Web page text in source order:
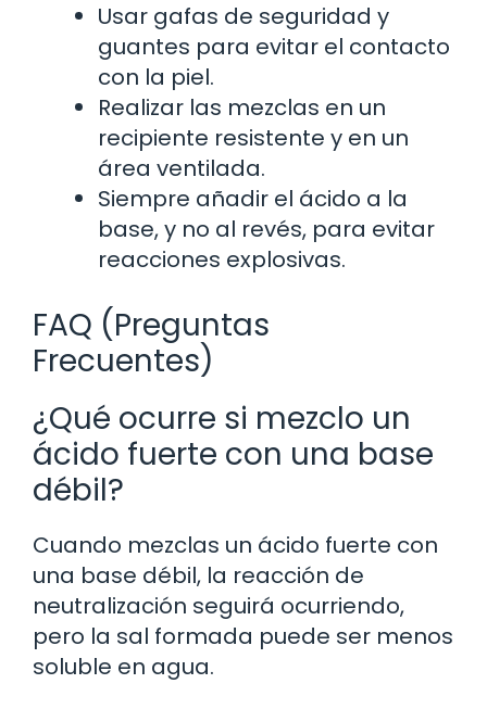
Usar gafas de seguridad y
guantes para evitar el contacto
con la piel.
Realizar las mezclas en un
recipiente resistente y en un
área ventilada.
Siempre añadir el ácido a la
base, y no al revés, para evitar
reacciones explosivas.
FAQ (Preguntas
Frecuentes)
¿Qué ocurre si mezclo un
ácido fuerte con una base
débil?
Cuando mezclas un ácido fuerte con
una base débil, la reacción de
neutralización seguirá ocurriendo,
pero la sal formada puede ser menos
soluble en agua.